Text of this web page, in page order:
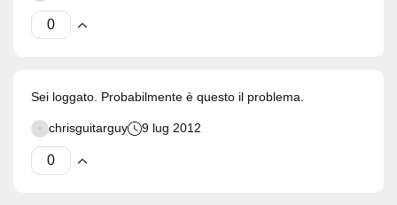
Sei loggato. Probabilmente è questo il problema.
chrisguitarguy 9 lug 2012